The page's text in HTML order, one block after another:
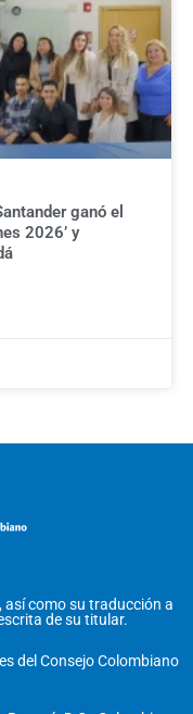
ganó el
2026’ y
como su traducción a
de su titular.
del Consejo Colombiano